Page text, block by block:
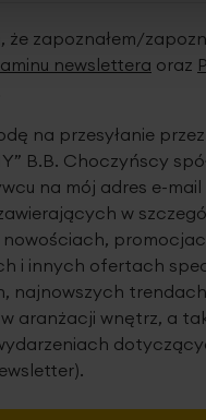
szerokości
welur
średnica: 5 cm
nad tunelem: 2 cm
m2
+/- 3cm
w temp. 30 st., nie
do 110 st.
że zapoznałem/
newslettera oraz
na przesyłanie przez
B.B. Choczyńscy
na mój adres e-
w
i innych ofertach
najnowszych
aranżacji wnętrz, a